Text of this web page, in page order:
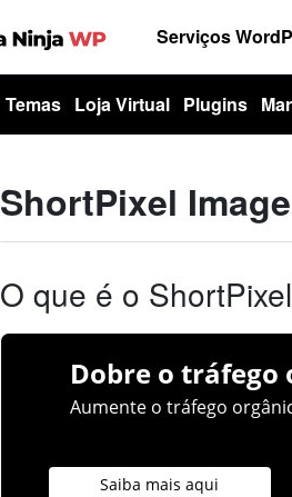
Serviços
Temas Loja Virtual Plugins
ShortPixel
O que é o
Dobre o tráfego
Aumente o tráfego
Saiba mais aqui